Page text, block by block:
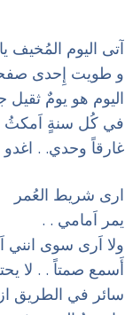
‏آتى اليوم المُخيف
‏و طويت إِحدى
‏اليوم هو يومٌ ثقيل
‏في كُل سنةٍ اَمكثُ
‏غارقاً وحدي. . اغدو
‏ارى شريط العُمر
‏يمر اَمامي . .
‏ولا اَرى سوى انني
‏أَسمع صمتاً . . لا
‏سائر في الطريق